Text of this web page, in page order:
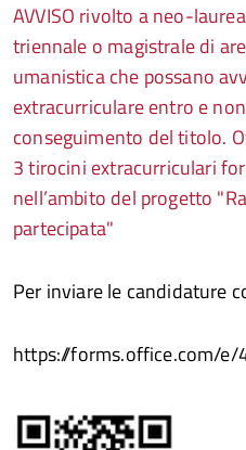
AVVISO rivolto a neo-
triennale o magistrale di
umanistica che possano
extracurriculare entro e
conseguimento del titolo.
3 tirocini extracurriculari
nell’ambito del progetto
partecipata"
Per inviare le candidature
https://forms.office.com/e/